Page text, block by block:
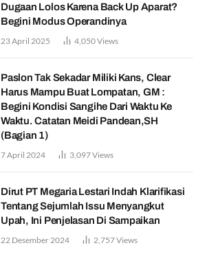
Dugaan Lolos Karena Back Up Aparat?
Begini Modus Operandinya
23 April 2025 4,050Views
Paslon Tak Sekadar Miliki Kans, Clear
Harus Mampu Buat Lompatan, GM :
Begini Kondisi Sangihe Dari Waktu Ke
Waktu. Catatan Meidi Pandean,SH
(Bagian 1)
7 April 2024 3,097Views
Dirut PT Megaria Lestari Indah Klarifikasi
Tentang Sejumlah Issu Menyangkut
Upah, Ini Penjelasan Di Sampaikan
22 Desember 2024 2,757Views